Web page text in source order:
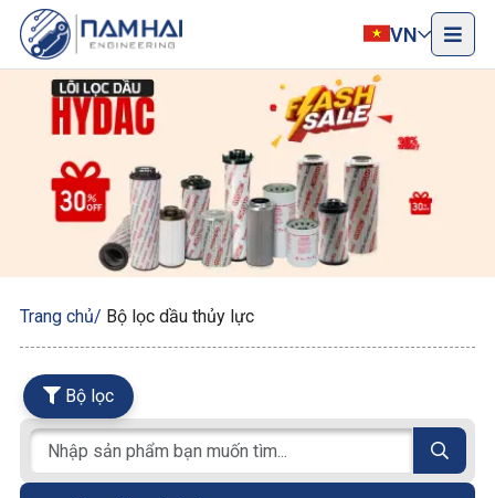
VN
Trang chủ Bộ lọc dầu thủy lực
Bộ lọc